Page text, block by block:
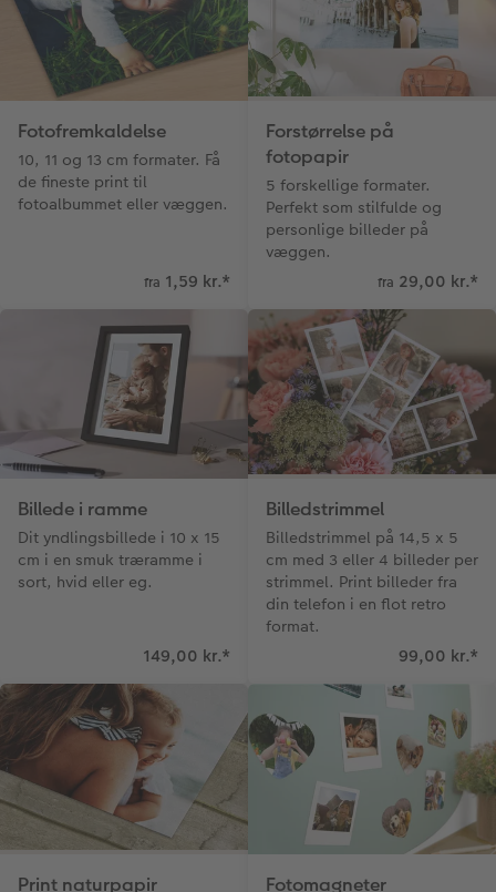
Pasfoto
Flerdelt vægbillede
Velkomstskilt
Talcollage
Inspiration
Gratis fotolagring
Tilbehør
CEWE Gavekort
Gratis fotolagring
Direkte forsendelse
Fotofremkaldelse
10, 11 og 13 cm formater. Få
de fineste print til
fotoalbummet eller væggen.
fra 1,59 kr.*
Forstørrelse på
fotopapir
5 forskellige formater.
Perfekt som stilfulde og
personlige billeder på
væggen.
fra 29,00 kr.*
Billede i ramme
Dit yndlingsbillede i 10 x 15
cm i en smuk træramme i
sort, hvid eller eg.
149,00 kr.*
Billedstrimmel
Billedstrimmel på 14,5 x 5
cm med 3 eller 4 billeder per
strimmel. Print billeder fra
din telefon i en flot retro
format.
99,00 kr.*
Print naturpapir Fotomagneter